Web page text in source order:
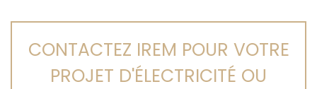
CONTACTEZ IREM POUR VOTRE
PROJET D'ÉLECTRICITÉ OU